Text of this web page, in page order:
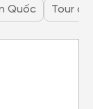
Quốc Tour